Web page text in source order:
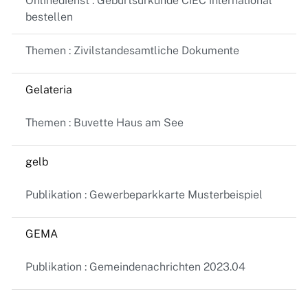
bestellen
Themen : Zivilstandesamtliche Dokumente
Gelateria
Themen : Buvette Haus am See
gelb
Publikation : Gewerbeparkkarte Musterbeispiel
GEMA
Publikation : Gemeindenachrichten 2023.04